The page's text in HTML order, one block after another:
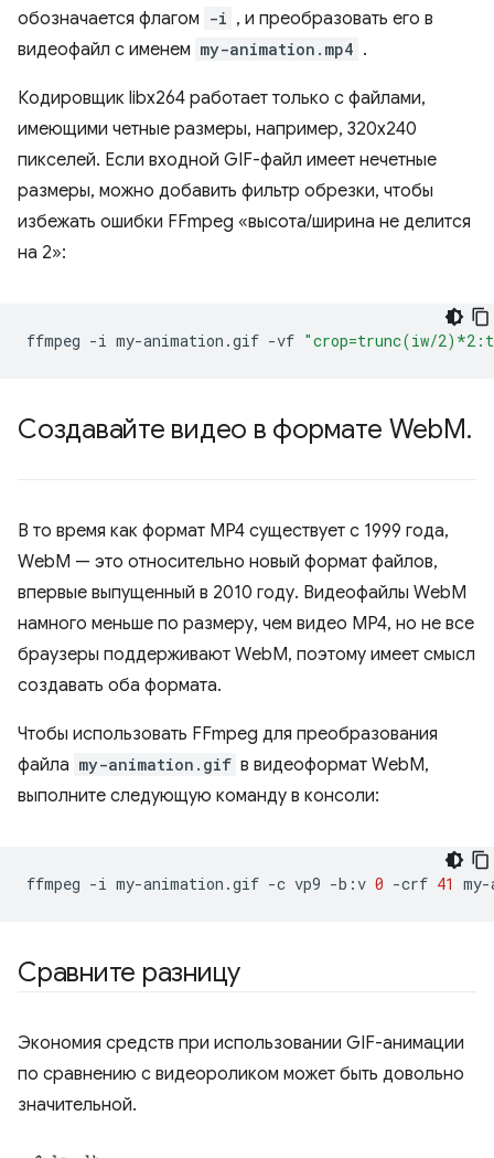
обозначается флагом -i , и преобразовать его в
видеофайл с именем my-animation.mp4 .
Кодировщик libx264 работает только с файлами,
имеющими четные размеры, например, 320x240
пикселей. Если входной GIF-файл имеет нечетные
размеры, можно добавить фильтр обрезки, чтобы
избежать ошибки FFmpeg «высота/ширина не делится
на 2»:
ffmpeg -i my-animation.gif -vf "crop=trunc(iw/
Создавайте видео в формате WebM.
В то время как формат MP4 существует с 1999 года,
WebM — это относительно новый формат файлов,
впервые выпущенный в 2010 году. Видеофайлы WebM
намного меньше по размеру, чем видео MP4, но не все
браузеры поддерживают WebM, поэтому имеет смысл
создавать оба формата.
Чтобы использовать FFmpeg для преобразования
файла my-animation.gif в видеоформат WebM,
выполните следующую команду в консоли:
ffmpeg -i my-animation.gif -c vp9 -b:v 0 -crf 41
Сравните разницу
Экономия средств при использовании GIF-анимации
по сравнению с видеороликом может быть довольно
значительной.